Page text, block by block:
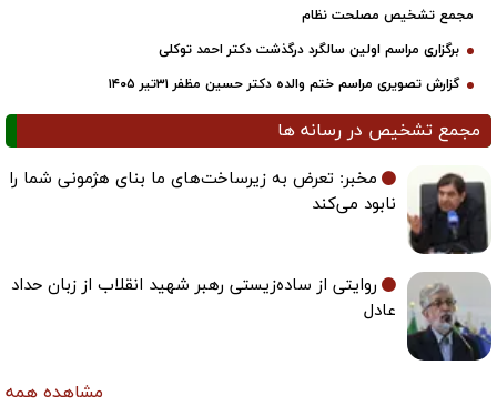
مجمع تشخیص مصلحت نظام
برگزاری مراسم اولین سالگرد درگذشت دکتر احمد توکلی
گزارش تصویری مراسم ختم والده دکتر حسین مظفر ۳۱تیر ۱۴۰۵
مجمع تشخیص در رسانه ها
مخبر: تعرض به زیرساخت‌های ما بنای هژمونی شما را
نابود می‌کند
روایتی از ساده‌زیستی رهبر شهید انقلاب از زبان حداد
عادل
مشاهده همه